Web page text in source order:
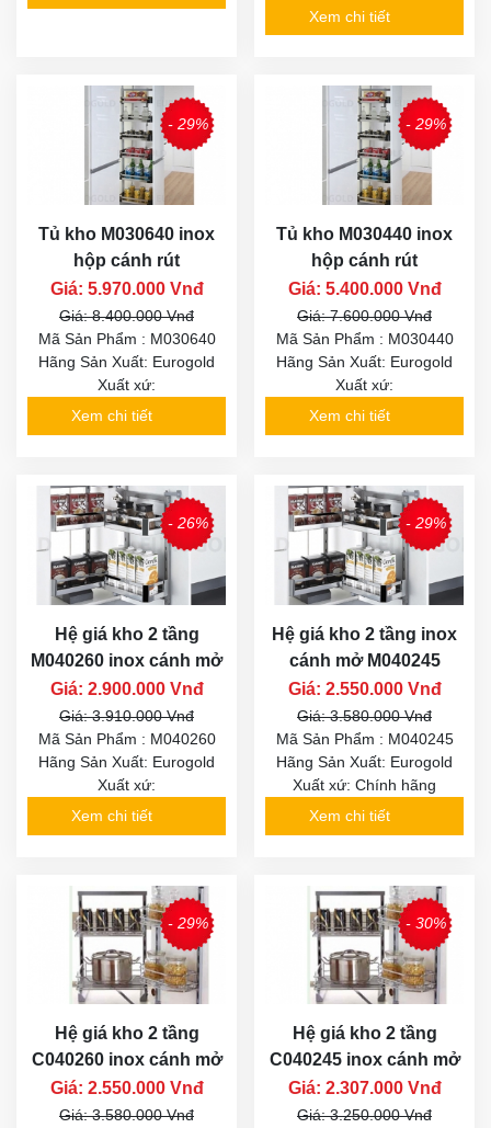
Xem chi tiết
- 29%
Tủ kho M030640 inox
hộp cánh rút
Giá: 5.970.000 Vnđ
Giá: 8.400.000 Vnđ
Mã Sản Phẩm : M030640
Hãng Sản Xuất: Eurogold
Xuất xứ:
Xem chi tiết
- 29%
Tủ kho M030440 inox
hộp cánh rút
Giá: 5.400.000 Vnđ
Giá: 7.600.000 Vnđ
Mã Sản Phẩm : M030440
Hãng Sản Xuất: Eurogold
Xuất xứ:
Xem chi tiết
- 26%
Hệ giá kho 2 tầng
M040260 inox cánh mở
Giá: 2.900.000 Vnđ
Giá: 3.910.000 Vnđ
Mã Sản Phẩm : M040260
Hãng Sản Xuất: Eurogold
Xuất xứ:
Xem chi tiết
- 29%
Hệ giá kho 2 tầng inox
cánh mở M040245
Giá: 2.550.000 Vnđ
Giá: 3.580.000 Vnđ
Mã Sản Phẩm : M040245
Hãng Sản Xuất: Eurogold
Xuất xứ: Chính hãng
Xem chi tiết
- 29%
Hệ giá kho 2 tầng
C040260 inox cánh mở
Giá: 2.550.000 Vnđ
Giá: 3.580.000 Vnđ
- 30%
Hệ giá kho 2 tầng
C040245 inox cánh mở
Giá: 2.307.000 Vnđ
Giá: 3.250.000 Vnđ